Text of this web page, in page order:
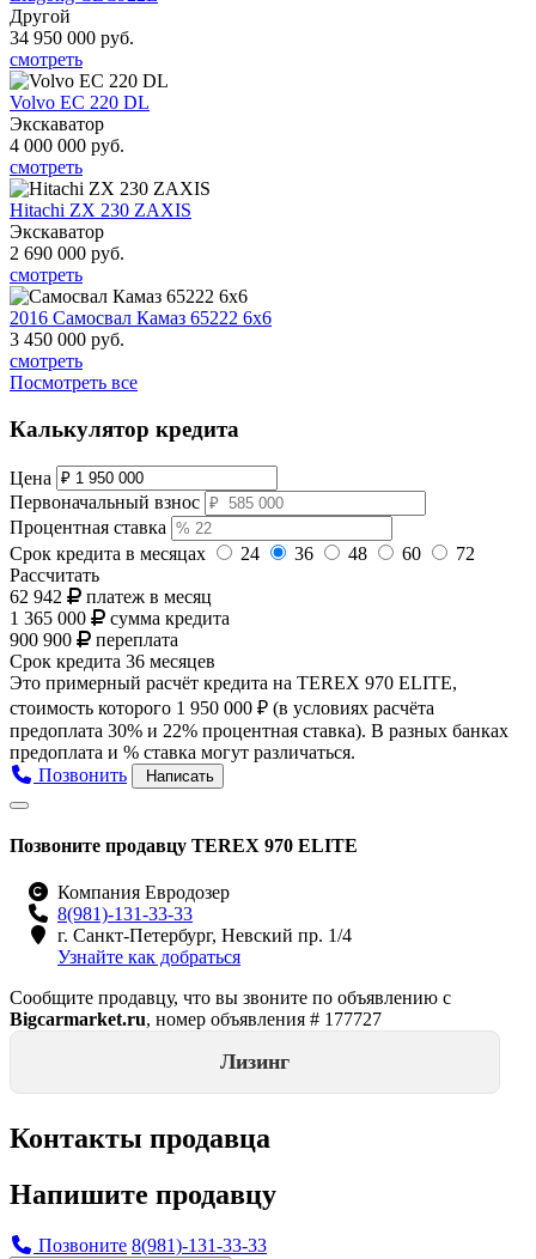
Другой
34 950 000 руб.
смотреть
Volvo EC 220 DL
Экскаватор
4 000 000 руб.
смотреть
Hitachi ZX 230 ZAXIS
Экскаватор
2 690 000 руб.
смотреть
2016 Самосвал Камаз 65222 6х6
3 450 000 руб.
смотреть
Посмотреть все
Калькулятор кредита
Цена
Первоначальный взнос
Процентная ставка
Срок кредита в месяцах
24 36 48 60
72
Рассчитать
62 942
платеж в месяц
1 365 000
сумма кредита
900 900
переплата
Срок кредита 36 месяцев
Это примерный расчёт кредита на TEREX 970 ELITE,
стоимость которого 1 950 000 ₽ (в условиях расчёта
предоплата 30% и 22% процентная ставка). В разных банках
предоплата и % ставка могут различаться.
Позвонить
Написать
Позвоните продавцу TEREX 970 ELITE
Компания Евродозер
8(981)-131-33-33
г. Санкт-Петербург, Невский пр. 1/4
Узнайте как добраться
Сообщите продавцу, что вы звоните по объявлению с
Bigcarmarket.ru, номер объявления # 177727
Лизинг
Контакты продавца
Напишите продавцу
Позвоните 8(981)-131-33-33